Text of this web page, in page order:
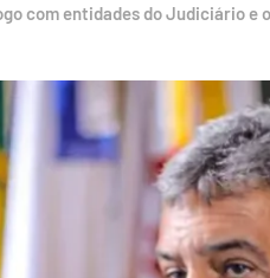
com entidades do Judiciário